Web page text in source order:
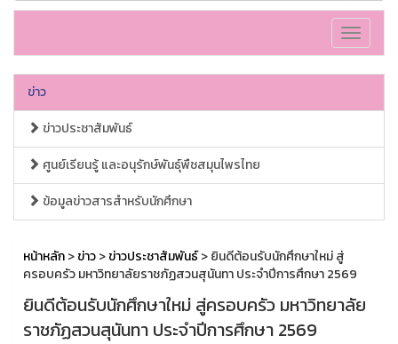
Toggle
ข่าว
ข่าวประชาสัมพันธ์
ศูนย์เรียนรู้ และอนุรักษ์พันธุ์พืชสมุนไพรไทย
ข้อมูลข่าวสารสำหรับนักศึกษา
หน้าหลัก>ข่าว>ข่าวประชาสัมพันธ์> ยินดีต้อนรับนักศึกษาใหม่ สู่
ครอบครัว มหาวิทยาลัยราชภัฏสวนสุนันทา ประจำปีการศึกษา 2569
ยินดีต้อนรับนักศึกษาใหม่ สู่ครอบครัว มหาวิทยาลัย
ราชภัฏสวนสุนันทา ประจำปีการศึกษา 2569